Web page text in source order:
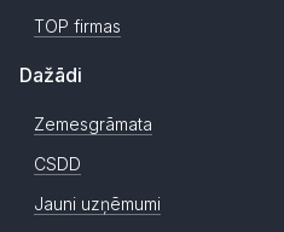
TOP firmas
Dažādi
Zemesgrāmata
CSDD
Jauni uzņēmumi